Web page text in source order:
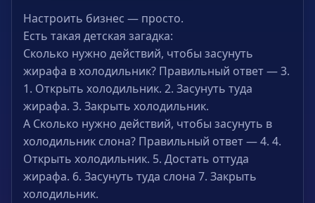
Настроить бизнес — просто.
Есть такая детская загадка:
Сколько нужно действий, чтобы засунуть
жирафа в холодильник? Правильный ответ — 3.
1. Открыть холодильник. 2. Засунуть туда
жирафа. 3. Закрыть холодильник.
А Сколько нужно действий, чтобы засунуть в
холодильник слона? Правильный ответ — 4. 4.
Открыть холодильник. 5. Достать оттуда
жирафа. 6. Засунуть туда слона 7. Закрыть
холодильник.